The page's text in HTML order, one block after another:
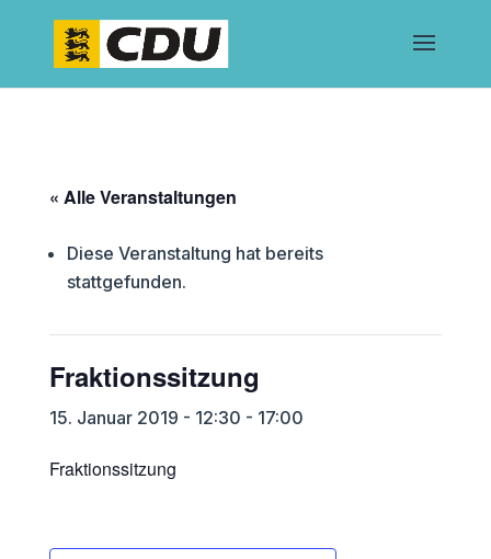
« Alle Veranstaltungen
Diese Veranstaltung hat bereits
stattgefunden.
Fraktionssitzung
15. Januar 2019 - 12:30 - 17:00
Fraktionssitzung